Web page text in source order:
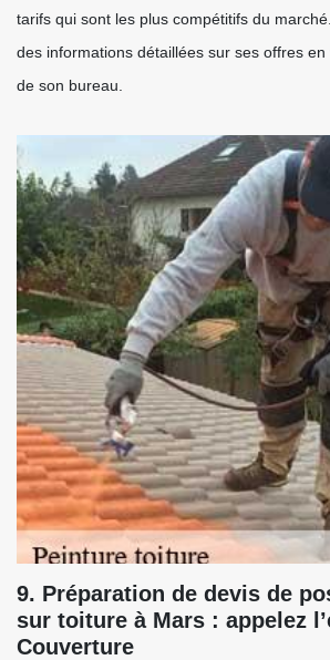
tarifs qui sont les plus compétitifs du
des informations détaillées sur ses offres
de son bureau.
9. Préparation de devis de
sur toiture à Mars : appelez
Couverture